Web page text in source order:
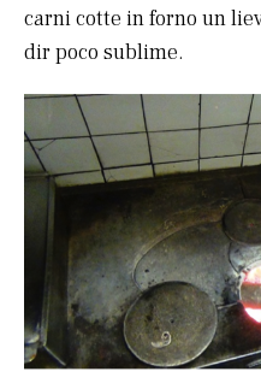
carni cotte in forno un
dir poco sublime.